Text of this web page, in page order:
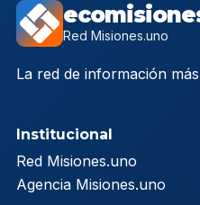
Red Misiones.uno
La red de información
Institucional
Red Misiones.uno
Agencia Misiones.uno